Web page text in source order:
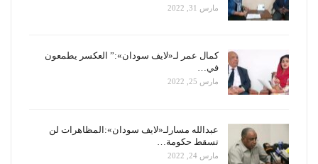
مارس 31, 2022
كمال عمر لـ«لايف سودان»:” العكسر يطمعون
في…
مارس 25, 2022
عبدالله مسارلـ«لايف سودان»:المظاهرات لن
تسقط حكومة…
مارس 24, 2022